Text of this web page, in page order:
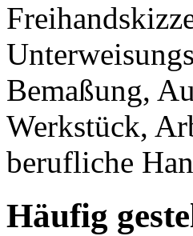
Bemaßung,
Werkstück,
berufliche
Häufig